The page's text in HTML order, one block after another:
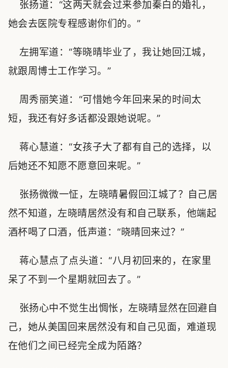
张扬道：“这两天就会过来参加秦白的婚礼，
她会去医院专程感谢你们的。”
左拥军道：“等晓晴毕业了，我让她回江城，
就跟周博士工作学习。”
周秀丽笑道：“可惜她今年回来呆的时间太
短，我还有好多话都没跟她说呢。”
蒋心慧道：“女孩子大了都有自己的选择，以
后她还不知愿不愿意回来呢。”
张扬微微一怔，左晓晴暑假回江城了？自己居
然不知道，左晓晴居然没有和自己联系，他端起
酒杯喝了口酒，低声道：“晓晴回来过？”
蒋心慧点了点头道：“八月初回来的，在家里
呆了不到一个星期就回去了。”
张扬心中不觉生出惆怅，左晓晴显然在回避自
己，她从美国回来居然没有和自己见面，难道现
在他们之间已经完全成为陌路？